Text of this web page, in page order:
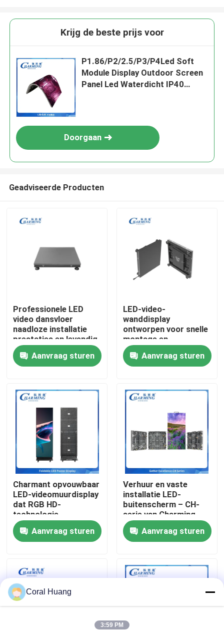
Thuis
VR-show
Over ons
Fabrieksreis
Kwaliteitscontrole
Contacteer ons
Vraag een offerte aan
LED-videomuurweergave
Krijg de beste prijs voor
P1.86/P2/2.5/P3/P4Led Soft
Module Display Outdoor Screen
Panel Led Waterdicht IP40
Doorgaan
Geadviseerde Producten
Professionele LED
video dansvloer
naadloze installatie
prestaties en levendig
beeld voor
commerciële
toepassingen
Aanvraag sturen
LED-video-
wanddisplay
ontworpen voor snelle
montage en
demontage waardoor
een flexibele inzet op
beurzen mogelijk is
Aanvraag sturen
Charmant opvouwbaar
LED-videomuurdisplay
dat RGB HD-
technologie
combineert met
flexibele structuur,
energiebesparing en
perfect voor
evenementen
Aanvraag sturen
Verhuur en vaste
installatie LED-
buitenscherm – CH-
serie van Charming
p3.91 IP65
Aanvraag sturen
Coral Huang
3:59 PM